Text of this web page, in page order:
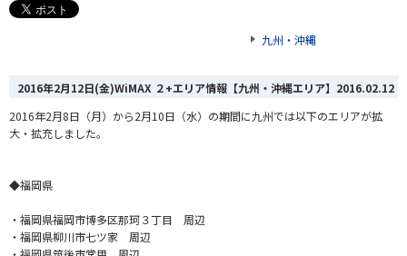
九州・沖縄
2016年2月12日(金)WiMAX ２+エリア情報【九州・沖縄エリア】 2016.02.12
2016年2月8日（月）から2月10日（水）の期間に九州では以下のエリアが拡
大・拡充しました。
◆福岡県
・福岡県福岡市博多区那珂３丁目 周辺
・福岡県柳川市七ツ家 周辺